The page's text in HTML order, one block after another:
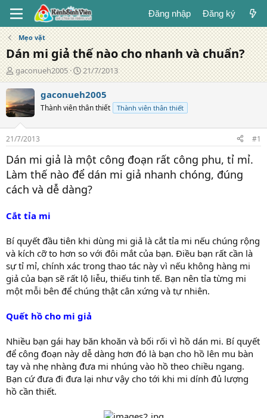
Đăng nhập Đăng ký
Mẹo vặt
Dán mi giả thế nào cho nhanh và chuẩn?
T
á
c
g
i
ả
gaconueh2005
N
g
à
đ
g
21/7/2013
gaconueh2005
Thành viên thân thiết Thành viên thân thiết
21/7/2013 #1
Dán mi giả là một công đoạn rất công phu, tỉ mỉ.
Làm thế nào để dán mi giả nhanh chóng, đúng
cách và dễ dàng?
Cắt tỉa mi
Bí quyết đầu tiên khi dùng mi giả là cắt tỉa mi nếu chúng rộng
và kích cỡ to hơn so với đôi mắt của bạn. Điều bạn rất cần là
sự tỉ mỉ, chính xác trong thao tác này vì nếu không hàng mi
giả của bạn sẽ rất lộ liễu, thiếu tinh tế. Bạn nên tỉa từng mi
một mỗi bên để chúng thật cân xứng và tự nhiên.
Quết hồ cho mi giả
Nhiều bạn gái hay băn khoăn và bối rối vì hồ dán mi. Bí quyết
để công đoạn này dễ dàng hơn đó là bạn cho hồ lên mu bàn
tay và nhẹ nhàng đưa mi nhúng vào hồ theo chiều ngang.
Bạn cứ đưa đi đưa lại như vậy cho tới khi mi dính đủ lượng
hồ cần thiết.